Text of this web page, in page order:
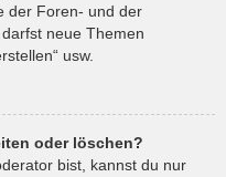
der Foren- und der
neue Themen
usw.
oder löschen?
bist, kannst du nur